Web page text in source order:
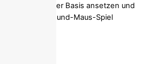
muss sie an der Basis ansetzen und
endlosen Katz-und-Maus-Spiel